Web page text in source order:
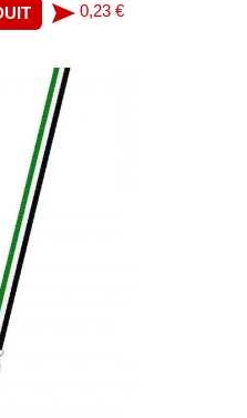
0,23 €